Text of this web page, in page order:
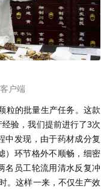
户端
粒的批量生产任务。这款
验，我们提前进行了3次
中发现，由于药材成分复
）环节格外不顺畅，细密
名员工轮流用清水反复冲
。这样一来，不仅生产效